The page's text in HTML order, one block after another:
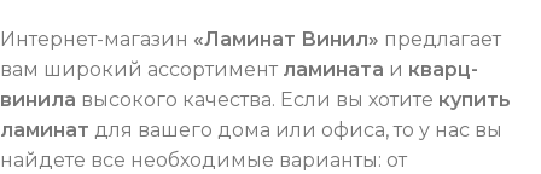
Интернет-магазин «Ламинат Винил» предлагает
вам широкий ассортимент ламината и кварц-
винила высокого качества. Если вы хотите купить
ламинат для вашего дома или офиса, то у нас вы
найдете все необходимые варианты: от